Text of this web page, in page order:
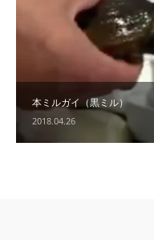
本ミルガイ（黒ミル）
2018.04.26